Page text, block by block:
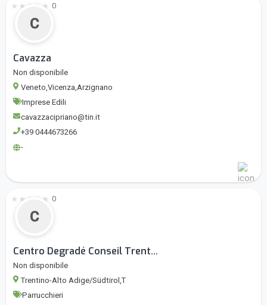
C
★ ★ ★ ★ ★ 0
Cavazza
Non disponibile
Veneto,Vicenza,Arzignano
Imprese Edili
cavazzacipriano@tin.it
+39 0444673266
-
C
★ ★ ★ ★ ★ 0
Centro Degradé Conseil Trent...
Non disponibile
Trentino-Alto Adige/Südtirol,T
Parrucchieri